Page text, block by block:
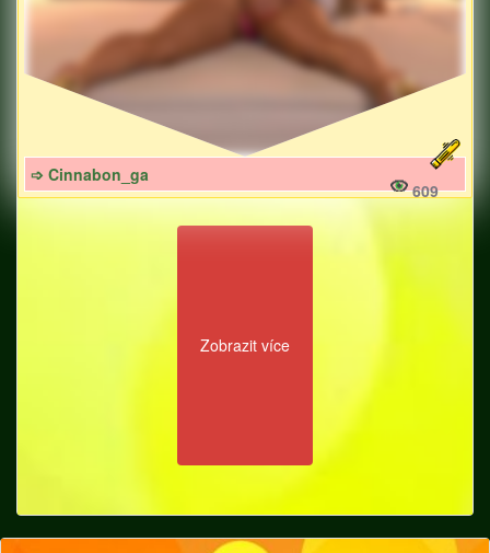
➩ Cinnabon_ga
609
Zobrazit více